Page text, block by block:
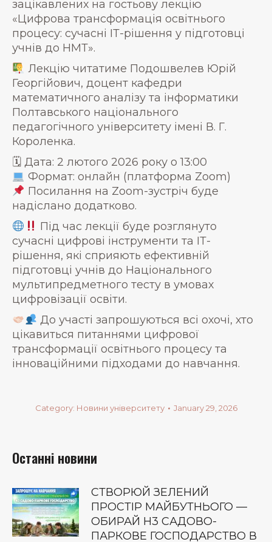
зацікавлених на гостьову лекцію
«Цифрова трансформація освітнього
процесу: сучасні ІТ-рішення у підготовці
учнів до НМТ».
Лекцію читатиме Подошвелев Юрій
Георгійович, доцент кафедри
математичного аналізу та інформатики
Полтавського національного
педагогічного університету імені В. Г.
Короленка.
🗓 Дата: 2 лютого 2026 року о 13:00
Формат: онлайн (платформа Zoom)
Посилання на Zoom-зустріч буде
надіслано додатково.
Під час лекції буде розглянуто
сучасні цифрові інструменти та ІТ-
рішення, які сприяють ефективній
підготовці учнів до Національного
мультипредметного тесту в умовах
цифровізації освіти.
До участі запрошуються всі охочі, хто
цікавиться питаннями цифрової
трансформації освітнього процесу та
інноваційними підходами до навчання.
Category: Новини університету January 29, 2026
Останні новини
СТВОРЮЙ ЗЕЛЕНИЙ
ПРОСТІР МАЙБУТНЬОГО —
ОБИРАЙ Н3 САДОВО-
ПАРКОВЕ ГОСПОДАРСТВО В